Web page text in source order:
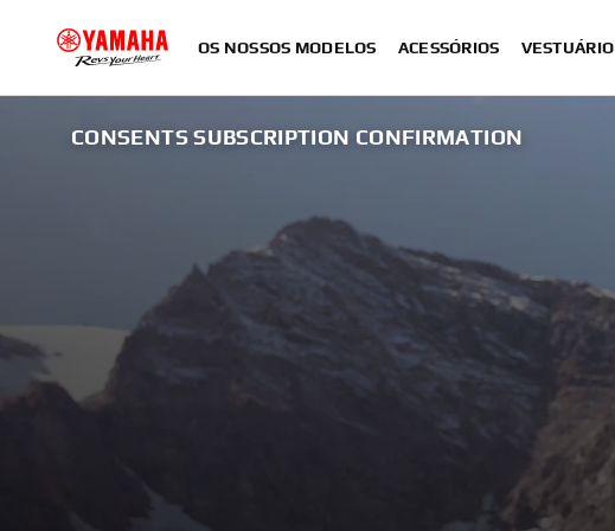
OS NOSSOS MODELOS ACESSÓRIOS VESTUÁRIO
CONSENTS SUBSCRIPTION CONFIRMATION